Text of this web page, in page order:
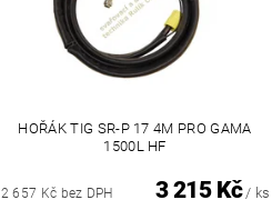
HOŘÁK TIG SR-P 17 4M PRO GAMA
1500L HF
2 657 Kč bez DPH 3 215 Kč / ks